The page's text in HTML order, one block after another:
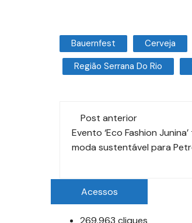
Bauernfest Cerveja
Região Serrana Do Rio
Post anterior
Evento ‘Eco Fashion
moda sustentável para
Acessos
269.963 cliques